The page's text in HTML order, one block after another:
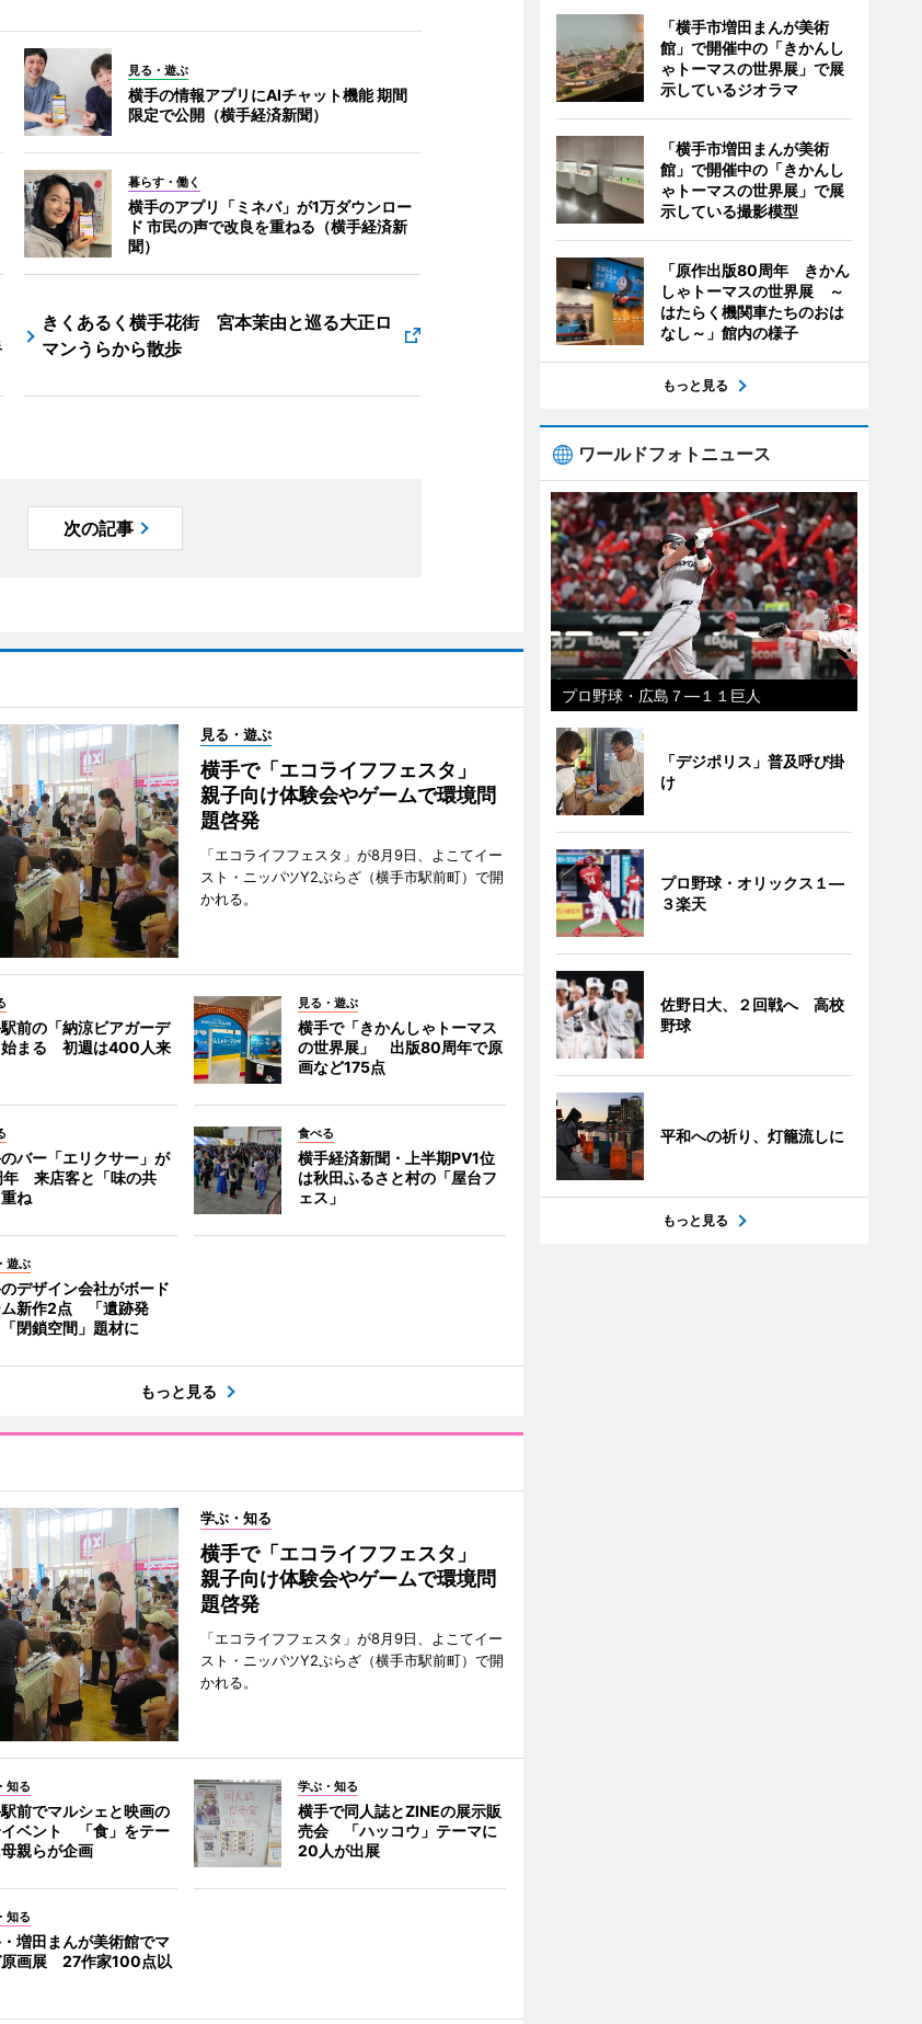
見る・遊ぶ
横手の情報アプリにAIチャット機能 期間
限定で公開（横手経済新聞）
暮らす・働く
横手のアプリ「ミネバ」が1万ダウンロー
ド 市民の声で改良を重ねる（横手経済新
聞）
きくあるく横手花街 宮本茉由と巡る大正ロ
マンうらから散歩
次の記事
見る・遊ぶ
横手で「エコライフフェスタ」
親子向け体験会やゲームで環境問
題啓発
「エコライフフェスタ」が8月9日、よこてイー
スト・ニッパツY2ぷらざ（横手市駅前町）で開
かれる。
前の「納涼ビアガーデ
始まる 初週は400人来
見る・遊ぶ
横手で「きかんしゃトーマス
の世界展」 出版80周年で原
画など175点
バー「エリクサー」が
年 来店客と「味の共
ね
食べる
横手経済新聞・上半期PV1位
は秋田ふるさと村の「屋台フ
ェス」
遊ぶ
デザイン会社がボード
新作2点 「遺跡発
閉鎖空間」題材に
もっと見る
学ぶ・知る
横手で「エコライフフェスタ」
親子向け体験会やゲームで環境問
題啓発
「エコライフフェスタ」が8月9日、よこてイー
スト・ニッパツY2ぷらざ（横手市駅前町）で開
かれる。
知る
前でマルシェと映画の
ベント 「食」をテー
親らが企画
学ぶ・知る
横手で同人誌とZINEの展示販
売会 「ハッコウ」テーマに
20人が出展
知る
増田まんが美術館でマ
原画展 27作家100点以
「横手市増田まんが美術
館」で開催中の「きかんし
ゃトーマスの世界展」で展
示しているジオラマ
「横手市増田まんが美術
館」で開催中の「きかんし
ゃトーマスの世界展」で展
示している撮影模型
「原作出版80周年 きかん
しゃトーマスの世界展 ～
はたらく機関車たちのおは
なし～」館内の様子
もっと見る
ワールドフォトニュース
プロ野球・広島７―１１巨人
「デジポリス」普及呼び掛
け
プロ野球・オリックス１―
３楽天
佐野日大、２回戦へ 高校
野球
平和への祈り、灯籠流しに
もっと見る